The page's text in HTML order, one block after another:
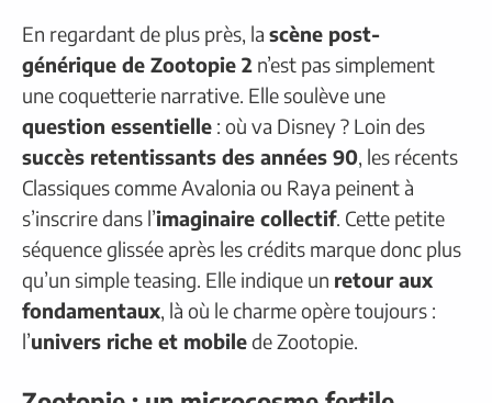
En regardant de plus près, la scène post-
générique de Zootopie 2 n’est pas simplement
une coquetterie narrative. Elle soulève une
question essentielle : où va Disney ? Loin des
succès retentissants des années 90, les récents
Classiques comme Avalonia ou Raya peinent à
s’inscrire dans l’imaginaire collectif. Cette petite
séquence glissée après les crédits marque donc plus
qu’un simple teasing. Elle indique un retour aux
fondamentaux, là où le charme opère toujours :
l’univers riche et mobilede Zootopie.